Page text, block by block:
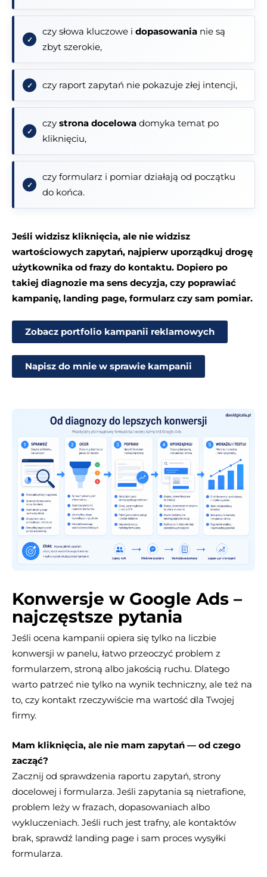
czy słowa kluczowe i dopasowania nie są
zbyt szerokie,
czy raport zapytań nie pokazuje złej intencji,
czy strona docelowa domyka temat po
kliknięciu,
czy formularz i pomiar działają od początku
do końca.
Jeśli widzisz kliknięcia, ale nie widzisz
wartościowych zapytań, najpierw uporządkuj drogę
użytkownika od frazy do kontaktu. Dopiero po
takiej diagnozie ma sens decyzja, czy poprawiać
kampanię, landing page, formularz czy sam pomiar.
Zobacz portfolio kampanii reklamowych
Napisz do mnie w sprawie kampanii
Konwersje w Google Ads –
najczęstsze pytania
Jeśli ocena kampanii opiera się tylko na liczbie
konwersji w panelu, łatwo przeoczyć problem z
formularzem, stroną albo jakością ruchu. Dlatego
warto patrzeć nie tylko na wynik techniczny, ale też na
to, czy kontakt rzeczywiście ma wartość dla Twojej
firmy.
Mam kliknięcia, ale nie mam zapytań — od czego
zacząć?
Zacznij od sprawdzenia raportu zapytań, strony
docelowej i formularza. Jeśli zapytania są nietrafione,
problem leży w frazach, dopasowaniach albo
wykluczeniach. Jeśli ruch jest trafny, ale kontaktów
brak, sprawdź landing page i sam proces wysyłki
formularza.